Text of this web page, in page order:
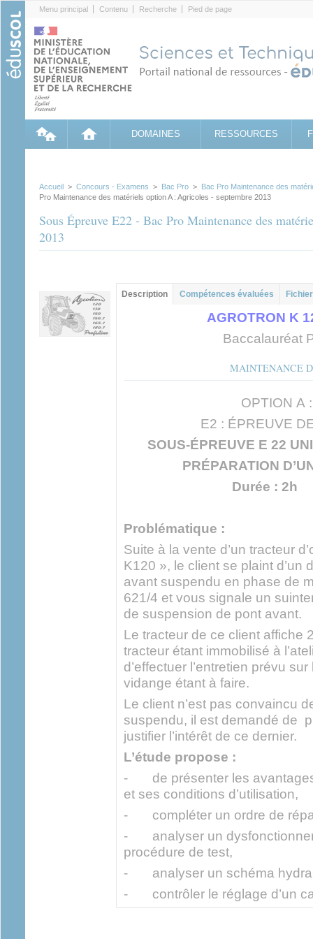
Menu principal Contenu Recherche Pied de page
DOMAINES RESSOURCES
Accueil > Concours - Examens > Bac Pro > Bac Pro Maintenance des
Pro Maintenance des matériels option A : Agricoles - septembre 2013
Sous Épreuve E22 - Bac Pro Maintenance des
2013
Groupe principal
Description (onglet
actif)
Compétences évaluées
AGROTRON K
Baccalauréat
MAINTENANCE
OPTION A
E2 : ÉPREUVE
SOUS-ÉPREUVE E 22
PRÉPARATION
Durée : 2h
Problématique :
Suite à la vente d’un tracteur
K120 », le client se plaint d’un
avant suspendu en phase de
621/4 et vous signale un
de suspension de pont avant.
Le tracteur de ce client affiche
tracteur étant immobilisé à
d’effectuer l’entretien prévu
vidange étant à faire.
Le client n’est pas convaincu
suspendu, il est demandé de
justifier l’intérêt de ce dernier.
L’étude propose :
- de présenter les avantages
et ses conditions d’utilisation,
- compléter un ordre de
- analyser un
procédure de test,
- analyser un schéma
- contrôler le réglage d’un